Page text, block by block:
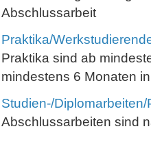
Abschlussarbeit
Praktika/
Praktika sind ab
mindestens 6 Monaten
Studien-/
Abschlussarbeiten sind